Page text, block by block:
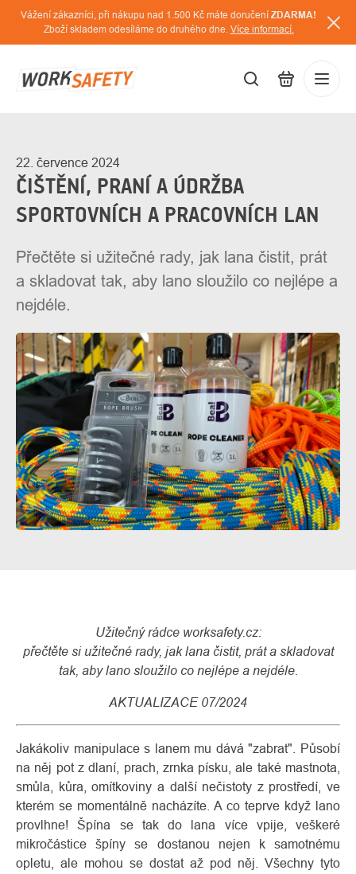
Přejít
obsah
Vážení zákazníci, při nákupu nad 1.500 Kč máte doručení ZDARMA!
Zboží skladem odesíláme do druhého dne. Více informací.
22. července 2024
ČIŠTĚNÍ, PRANÍ A ÚDRŽBA
SPORTOVNÍCH A PRACOVNÍCH LAN
Přečtěte si užitečné rady, jak lana čistit, prát
a skladovat tak, aby lano sloužilo co nejlépe a
nejdéle.
Užitečný rádce worksafety.cz:
přečtěte si užitečné rady, jak lana čistit, prát a skladovat
tak, aby lano sloužilo co nejlépe a nejdéle.
AKTUALIZACE 07/2024
Jakákoliv manipulace s lanem mu dává "zabrat". Působí
na něj pot z dlaní, prach, zrnka písku, ale také mastnota,
smůla, kůra, omítkoviny a další nečistoty z prostředí, ve
kterém se momentálně nacházíte. A co teprve když lano
provlhne! Špína se tak do lana více vpije, veškeré
mikročástice špíny se dostanou nejen k samotnému
opletu, ale mohou se dostat až pod něj. Všechny tyto